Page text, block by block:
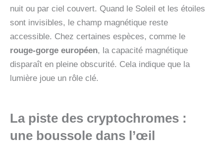
nuit ou par ciel couvert. Quand le Soleil et les étoiles
sont invisibles, le champ magnétique reste
accessible. Chez certaines espèces, comme le
rouge-gorge européen, la capacité magnétique
disparaît en pleine obscurité. Cela indique que la
lumière joue un rôle clé.
La piste des cryptochromes :
une boussole dans l’œil